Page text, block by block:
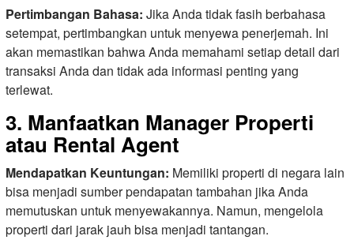
Pertimbangan Bahasa: Jika Anda tidak fasih berbahasa
setempat, pertimbangkan untuk menyewa penerjemah. Ini
akan memastikan bahwa Anda memahami setiap detail dari
transaksi Anda dan tidak ada informasi penting yang
terlewat.
3. Manfaatkan Manager Properti
atau Rental Agent
Mendapatkan Keuntungan: Memiliki properti di negara lain
bisa menjadi sumber pendapatan tambahan jika Anda
memutuskan untuk menyewakannya. Namun, mengelola
properti dari jarak jauh bisa menjadi tantangan.